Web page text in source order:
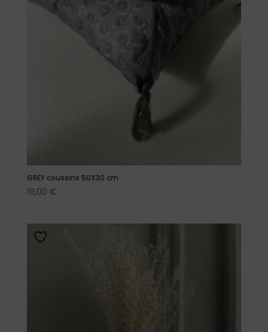
GREY coussins 50X30 cm
19,00 €